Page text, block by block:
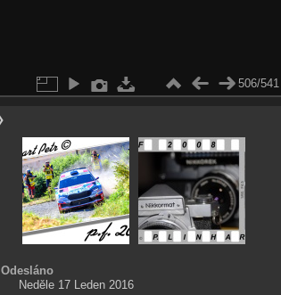
506/541
Odesláno
Neděle 17 Leden 2016